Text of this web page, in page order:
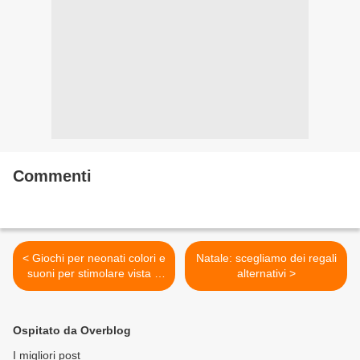
Commenti
< Giochi per neonati colori e
suoni per stimolare vista e
udito
Natale: scegliamo dei regali
alternativi >
Ospitato da Overblog
I migliori post